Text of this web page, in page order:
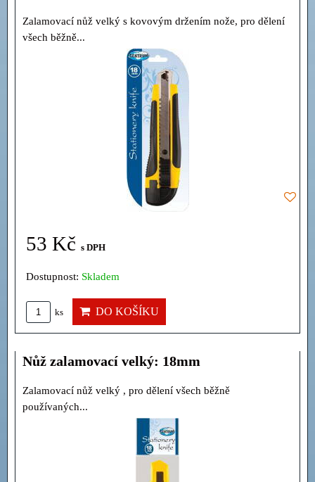
Zalamovací nůž velký s kovovým držením nože, pro dělení
všech běžně...
53 Kč s DPH
Dostupnost: Skladem
ks DO KOŠÍKU
Nůž zalamovací velký: 18mm
Zalamovací nůž velký , pro dělení všech běžně
používaných...